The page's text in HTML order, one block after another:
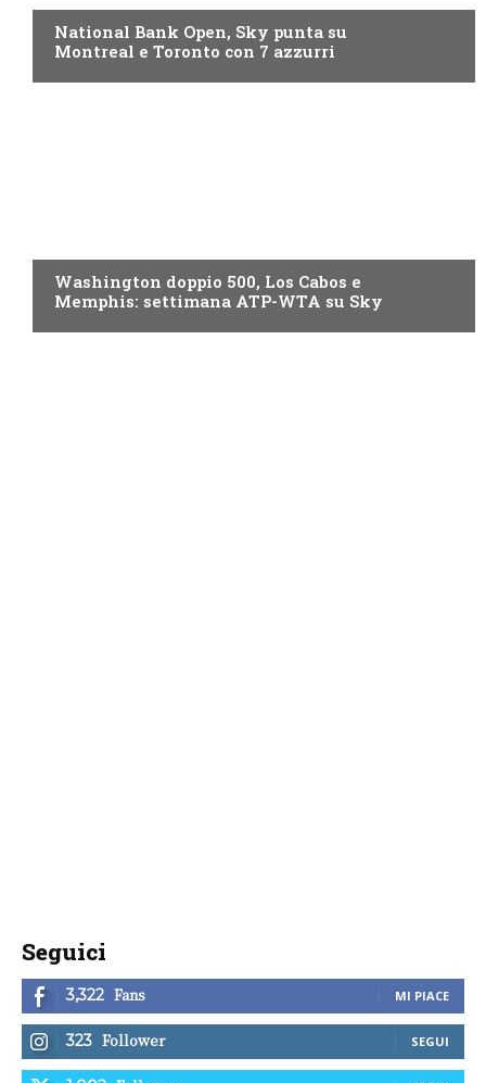
National Bank Open, Sky punta su
Montreal e Toronto con 7 azzurri
Washington doppio 500, Los Cabos e
Memphis: settimana ATP-WTA su Sky
Seguici
3,322 Fans MI PIACE
323 Follower SEGUI